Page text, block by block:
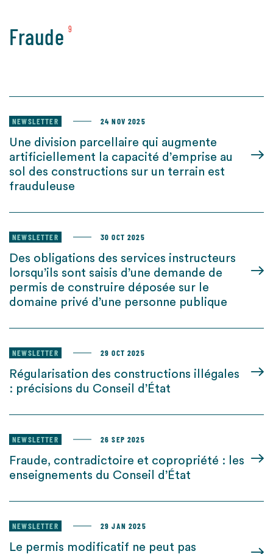
Fraude 9
NEWSLETTER 24 NOV 2025
Une division parcellaire qui augmente
artificiellement la capacité d’emprise au
sol des constructions sur un terrain est
frauduleuse
NEWSLETTER 30 OCT 2025
Des obligations des services instructeurs
lorsqu’ils sont saisis d’une demande de
permis de construire déposée sur le
domaine privé d’une personne publique
NEWSLETTER 29 OCT 2025
Régularisation des constructions illégales
: précisions du Conseil d’État
NEWSLETTER 26 SEP 2025
Fraude, contradictoire et copropriété : les
enseignements du Conseil d’État
NEWSLETTER 29 JAN 2025
Le permis modificatif ne peut pas